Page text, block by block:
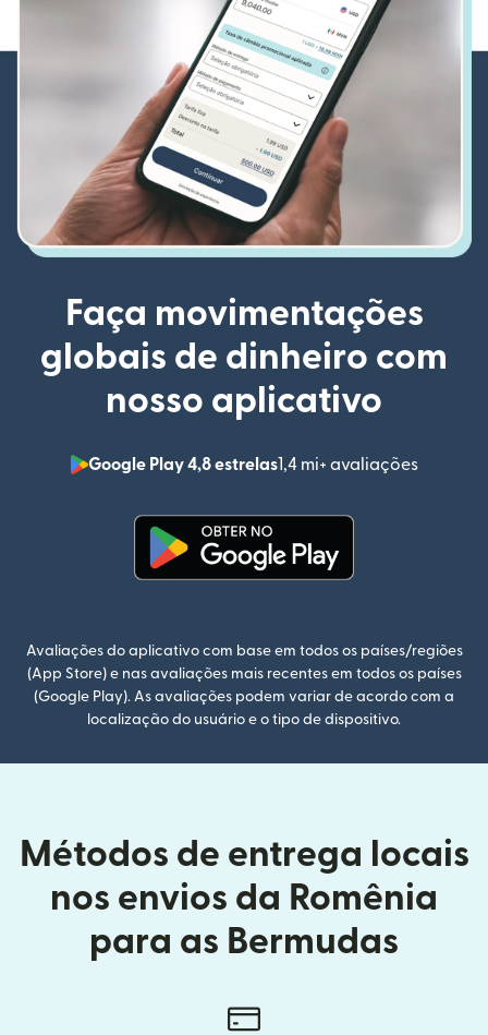
Faça movimentações
globais de dinheiro com
nosso aplicativo
Google Play 4,8 estrelas1,4 mi+ avaliações
(abre
Avaliações do aplicativo com base em todos os países/regiões
(App Store) e nas avaliações mais recentes em todos os países
(Google Play). As avaliações podem variar de acordo com a
localização do usuário e o tipo de dispositivo.
Métodos de entrega locais
nos envios da Romênia
para as Bermudas